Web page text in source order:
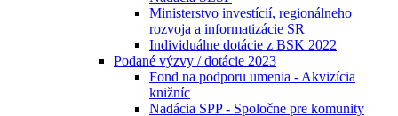
Ministerstvo investícií, regionálneho
rozvoja a informatizácie SR
Individuálne dotácie z BSK 2022
Podané výzvy / dotácie 2023
Fond na podporu umenia - Akvizícia
knižníc
Nadácia SPP - Spoločne pre komunity